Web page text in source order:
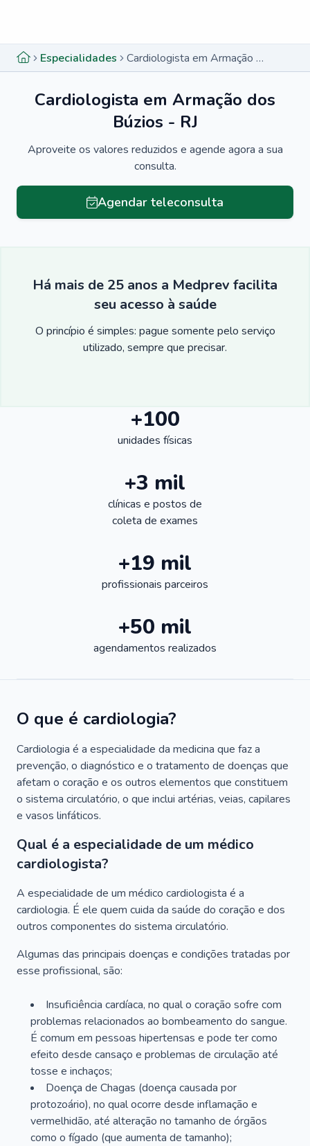
Especialidades Cardiologista em Armação dos Búzios - RJ
Cardiologista em Armação dos
Búzios - RJ
Aproveite os valores reduzidos e agende agora a sua
consulta.
Agendar teleconsulta
Há mais de 25 anos a Medprev facilita
seu acesso à saúde
O princípio é simples: pague somente pelo serviço
utilizado, sempre que precisar.
+100
unidades físicas
+3 mil
clínicas e postos de
coleta de exames
+19 mil
profissionais parceiros
+50 mil
agendamentos realizados
O que é cardiologia?
Cardiologia é a especialidade da medicina que faz a
prevenção, o diagnóstico e o tratamento de doenças que
afetam o coração e os outros elementos que constituem
o sistema circulatório, o que inclui artérias, veias, capilares
e vasos linfáticos.
Qual é a especialidade de um médico
cardiologista?
A especialidade de um médico cardiologista é a
cardiologia. É ele quem cuida da saúde do coração e dos
outros componentes do sistema circulatório.
Algumas das principais doenças e condições tratadas por
esse profissional, são:
Insuficiência cardíaca, no qual o coração sofre com
problemas relacionados ao bombeamento do sangue.
É comum em pessoas hipertensas e pode ter como
efeito desde cansaço e problemas de circulação até
tosse e inchaços;
Doença de Chagas (doença causada por
protozoário), no qual ocorre desde inflamação e
vermelhidão, até alteração no tamanho de órgãos
como o fígado (que aumenta de tamanho);